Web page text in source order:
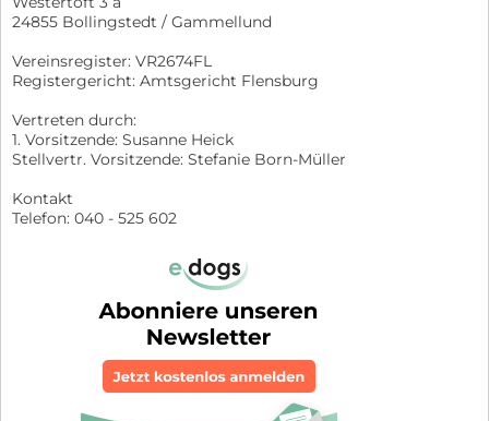
24855 Bollingstedt / Gammellund
Vereinsregister: VR2674FL
Registergericht: Amtsgericht Flensburg
Vertreten durch:
1. Vorsitzende: Susanne Heick
Stellvertr. Vorsitzende: Stefanie Born-Müller
Kontakt
Telefon: 040 - 525 602